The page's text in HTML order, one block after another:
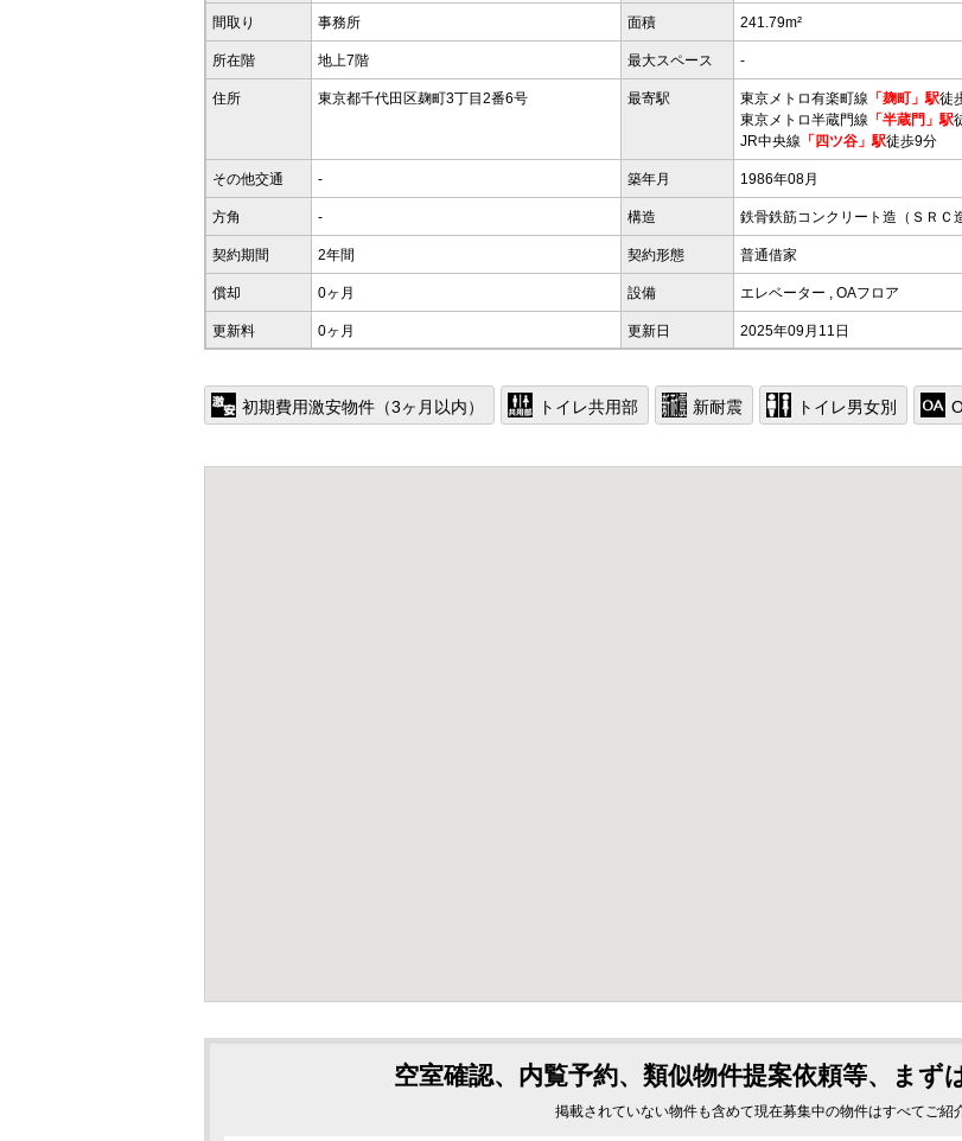
間取り 事務所 面積 241.79m²
所在階 地上7階 最大スペース -
住所 東京都千代田区麹町3丁目2番6号 最寄駅 東京メトロ有楽町線 「麹町」駅徒
東京メトロ半蔵門線 「半蔵門」駅
JR中央線 「四ツ谷」駅徒歩9分
その他交通 - 築年月 1986年08月
方角 - 構造 鉄骨鉄筋コンクリート造（ＳＲＣ
契約期間 2年間 契約形態 普通借家
償却 0ヶ月 設備 エレベーター , OAフロア
更新料 0ヶ月 更新日 2025年09月11日
初期費用激安物件（3ヶ月以内） トイレ共用部 新耐震 トイレ男女別
空室確認、内覧予約、類似物件提案依頼等、まず
掲載されていない物件も含めて現在募集中の物件はすべてご紹